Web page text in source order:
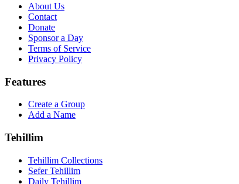
About Us
Contact
Donate
Sponsor a Day
Terms of Service
Privacy Policy
Features
Create a Group
Add a Name
Tehillim
Tehillim Collections
Sefer Tehillim
Daily Tehillim